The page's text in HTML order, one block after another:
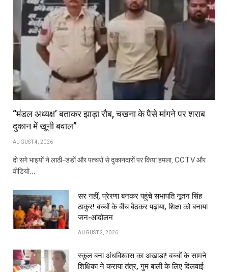
“मंडल अध्यक्ष’ बताकर झाड़ा रौब, चखना के पैसे मांगने पर शराब
दुकान में खूनी बवाल”
AUGUST 4, 2026
दो सगे भाइयों ने लाठी-डंडों और पत्थरों से दुकानदारों पर किया हमला, CCTV और
वीडियो…
सर नहीं, प्रेरणा बनकर पहुंचे सभापति नूतन सिंह
ठाकुर! बच्चों के बीच बैठकर पढ़ाया, शिक्षा को बनाया
जन-आंदोलन
AUGUST 2, 2026
स्कूल बना अंधविश्वास का अखाड़ा! बच्चों के सामने
शिक्षिका ने कराया तंत्र, गुम बाली के लिए दिलवाई